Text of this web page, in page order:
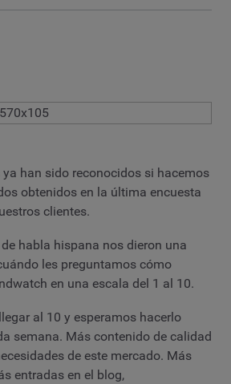
han sido reconocidos si hacemos
obtenidos en la última encuesta
clientes.
habla hispana nos dieron una
les preguntamos cómo
en una escala del 1 al 10.
al 10 y esperamos hacerlo
semana. Más contenido de calidad
de este mercado. Más
entradas en el blog,